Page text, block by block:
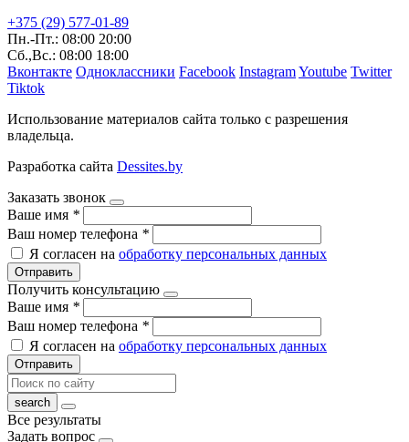
+375 (29) 577-01-89
Пн.-Пт.: 08:00 20:00
Сб.,Вс.: 08:00 18:00
Вконтакте Одноклассники Facebook InstagramYoutube Twitter
Tiktok
Использование материалов сайта только с разрешения
владельца.
Разработка сайта Dessites.by
Заказать звонок
Ваше имя *
Ваш номер телефона *
Я согласен на обработку персональных данных
Отправить
Получить консультацию
Ваше имя *
Ваш номер телефона *
Я согласен на обработку персональных данных
Отправить
Все результаты
Задать вопрос